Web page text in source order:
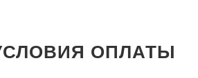
ОПЛАТЫ